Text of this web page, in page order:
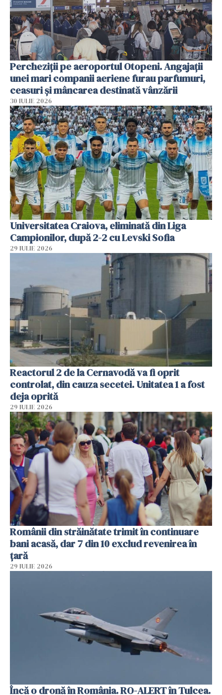
Percheziții pe aeroportul Otopeni. Angajații
unei mari companii aeriene furau parfumuri,
ceasuri și mâncarea destinată vânzării
30 IULIE 2026
Universitatea Craiova, eliminată din Liga
Campionilor, după 2-2 cu Levski Sofia
29 IULIE 2026
Reactorul 2 de la Cernavodă va fi oprit
controlat, din cauza secetei. Unitatea 1 a fost
deja oprită
29 IULIE 2026
Românii din străinătate trimit în continuare
bani acasă, dar 7 din 10 exclud revenirea în
țară
29 IULIE 2026
Încă o dronă în România. RO-ALERT în Tulcea.